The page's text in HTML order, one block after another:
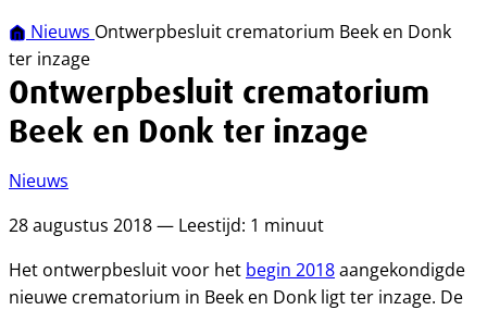
Nieuws Ontwerpbesluit crematorium Beek en Donk
ter inzage
Ontwerpbesluit crematorium
Beek en Donk ter inzage
Nieuws
28 augustus 2018 — Leestijd: 1 minuut
Het ontwerpbesluit voor het begin 2018aangekondigde
nieuwe crematorium in Beek en Donk ligt ter inzage. De